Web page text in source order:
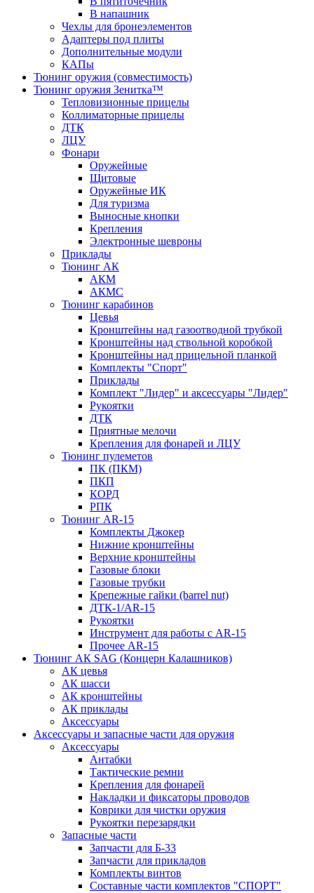
В напашник
Чехлы для бронеэлементов
Адаптеры под плиты
Дополнительные модули
КАПы
Тюнинг оружия (совместимость)
Тюнинг оружия Зенитка™
Тепловизионные прицелы
Коллиматорные прицелы
ДТК
ЛЦУ
Фонари
Оружейные
Щитовые
Оружейные ИК
Для туризма
Выносные кнопки
Крепления
Электронные шевроны
Приклады
Тюнинг АК
АКМ
АКМС
Тюнинг карабинов
Цевья
Кронштейны над газоотводной трубкой
Кронштейны над ствольной коробкой
Кронштейны над прицельной планкой
Комплекты "Спорт"
Приклады
Комплект "Лидер" и аксессуары "Лидер"
Рукоятки
ДТК
Приятные мелочи
Крепления для фонарей и ЛЦУ
Тюнинг пулеметов
ПК (ПКМ)
ПКП
КОРД
РПК
Тюнинг AR-15
Комплекты Джокер
Нижние кронштейны
Верхние кронштейны
Газовые блоки
Газовые трубки
Крепежные гайки (barrel nut)
ДТК-1/AR-15
Рукоятки
Инструмент для работы с AR-15
Прочее AR-15
Тюнинг АК SAG (Концерн Калашников)
АК цевья
АК шасси
АК кронштейны
АК приклады
Аксессуары
Аксессуары и запасные части для оружия
Аксессуары
Антабки
Тактические ремни
Крепления для фонарей
Накладки и фиксаторы проводов
Коврики для чистки оружия
Рукоятки перезарядки
Запасные части
Запчасти для Б-33
Запчасти для прикладов
Комплекты винтов
Составные части комплектов "СПОРТ"